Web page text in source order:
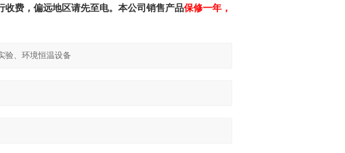
费，偏远地区请先至电。本公司销售产品保修一年，